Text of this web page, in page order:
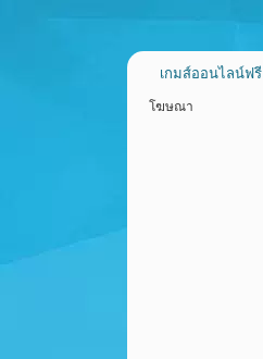
เกมส์ออนไลน์ฟรี
โฆษณา